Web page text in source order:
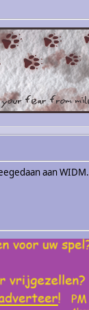
aan WIDM.